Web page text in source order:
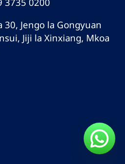
30, Jengo la Gongyuan
Jiji la Xinxiang, Mkoa